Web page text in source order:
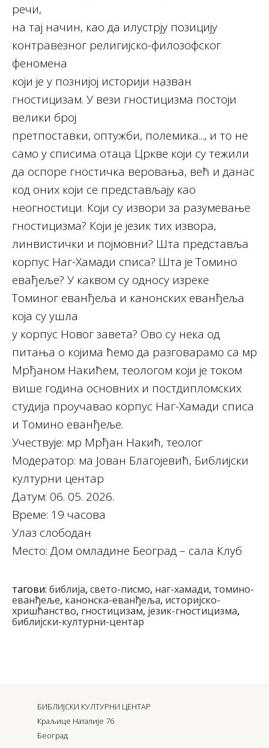
речи,
на тај начин, као да илустрју позицију
контравезног религијско-филозофског
феномена
који је у познијој историји назван
гностицизам. У вези гностицизма постоји
велики број
претпоставки, оптужби, полемика..., и то не
само у списима отаца Цркве који су тежили
да оспоре гностичка веровања, већ и данас
код оних који се представљају као
неогностици. Који су извори за разумевање
гностицизма? Који је језик тих извора,
линвистички и појмовни? Шта представља
корпус Наг-Хамади списа? Шта је Томино
евађеље? У каквом су односу изреке
Томиног еванђеља и канонских еванђеља
која су ушла
у корпус Новог завета? Ово су нека од
питања о којима ћемо да разговарамо са мр
Мрђаном Накићем, теологом који је током
више година основних и постдипломских
студија проучавао корпус Наг-Хамади списа
и Томино еванђеље.
Учествује: мр Мрђан Накић, теолог
Модератор: ма Јован Благојевић, Библијски
културни центар
Датум: 06. 05. 2026.
Време: 19 часова
Улаз слободан
Место: Дом омладине Београд – сала Клуб
тагови: библија, свето-писмо, наг-хамади, томино-
еванђеље, канонска-еванђеља, историјско-
хришћанство, гностицизам, језик-гностицизма,
библијски-културни-центар
БИБЛИЈСКИ КУЛТУРНИ ЦЕНТАР
Краљице Наталије 76
Београд